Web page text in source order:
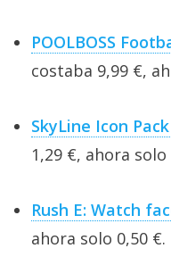
POOLBOSS
costaba 9,99 €,
SkyLine Icon
1,29 €, ahora solo
Rush E: Watch
ahora solo 0,50 €.